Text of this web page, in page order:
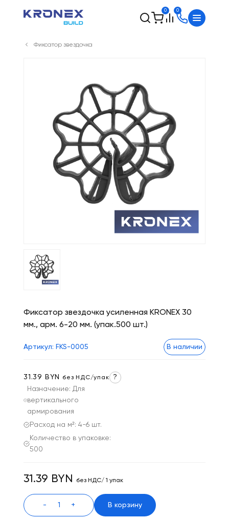
0 0
Фиксатор звездочка
Фиксатор звездочка усиленная KRONEX 30
мм., арм. 6-20 мм. (упак.500 шт.)
Артикул: FKS-0005 В наличии
Назначение: Для
вертикального
армирования
Расход на м²: 4-6 шт.
Количество в упаковке:
500
31.39 BYN без НДС/упак ?
31.39 BYN без НДС/ 1 упак
- + В корзину